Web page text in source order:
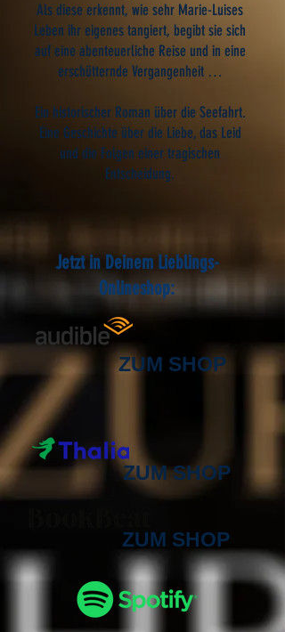
Als diese erkennt, wie sehr Marie-Luises
Leben ihr eigenes tangiert, begibt sie sich
auf eine abenteuerliche Reise und in eine
erschütternde Vergangenheit …
Ein historischer Roman über die Seefahrt.
Eine Geschichte über die Liebe, das Leid
und die Folgen einer tragischen
Entscheidung.
Jetzt in Deinem Lieblings-
Onlineshop:
ZUM SHOP
ZUM SHOP
ZUM SHOP